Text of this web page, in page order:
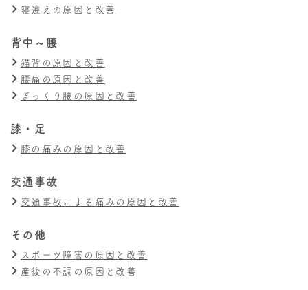
寝違えの原因と改善
背中～腰
猫背の原因と改善
腰痛の原因と改善
ぎっくり腰の原因と改善
膝・足
膝の痛みの原因と改善
交通事故
交通事故による痛みの原因と改善
その他
スポーツ障害の原因と改善
産後の不調の原因と改善